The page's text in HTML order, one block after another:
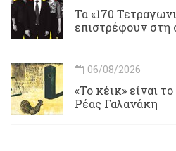
Τα «170
επιστρέφουν στη
06/08/2026
«Το κέικ» είναι
Ρέας Γαλανάκη